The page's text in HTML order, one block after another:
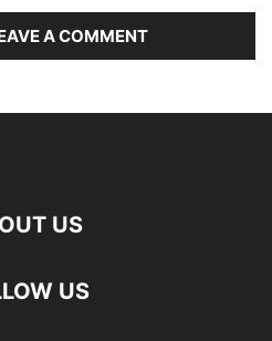
A COMMENT
US
US